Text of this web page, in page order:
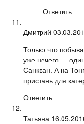
Ответить
Дмитрий
Только что
уже нечего —
Санкван. А на
пристань для
Ответить
Татьяна